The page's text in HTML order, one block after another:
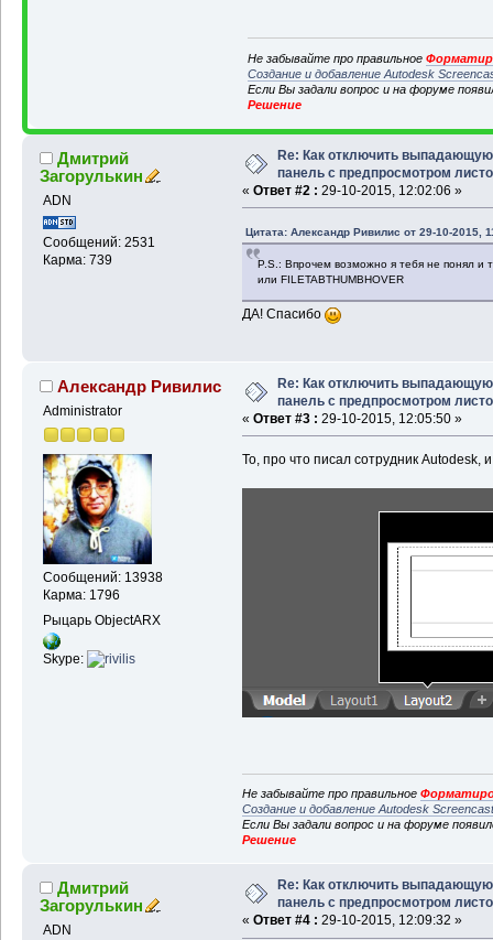
Не забывайте про правильное
Создание и добавление Autodesk
Если Вы задали вопрос и на форуме
Решение
Дмитрий
Загорулькин
ADN
Сообщений: 2531
Карма: 739
Re: Как отключить выпадающую
панель с предпросмотром
« Ответ #2 : 29-10-2015, 12:02:06 »
Цитата: Александр Ривилис от 29-10-2015,
P.S.: Впрочем возможно я тебя не понял и
или FILETABTHUMBHOVER
ДА! Спасибо
Александр Ривилис
Administrator
Сообщений: 13938
Карма: 1796
Рыцарь ObjectARX
Skype:
Re: Как отключить выпадающую
панель с предпросмотром
« Ответ #3 : 29-10-2015, 12:05:50 »
То, про что писал сотрудник Autodesk,
Не забывайте про правильное
Создание и добавление Autodesk
Если Вы задали вопрос и на форуме
Решение
Дмитрий
Загорулькин
ADN
Re: Как отключить выпадающую
панель с предпросмотром
« Ответ #4 : 29-10-2015, 12:09:32 »